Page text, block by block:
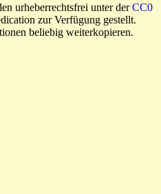
urheberrechtsfrei unter derCC0
zur Verfügung gestellt.
beliebig weiterkopieren.